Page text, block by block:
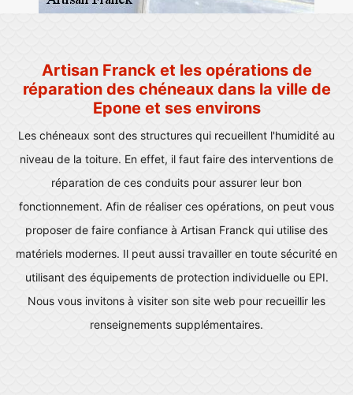
Artisan Franck et les opérations de
réparation des chéneaux dans la ville de
Epone et ses environs
Les chéneaux sont des structures qui recueillent l'humidité au
niveau de la toiture. En effet, il faut faire des interventions de
réparation de ces conduits pour assurer leur bon
fonctionnement. Afin de réaliser ces opérations, on peut vous
proposer de faire confiance à Artisan Franck qui utilise des
matériels modernes. Il peut aussi travailler en toute sécurité en
utilisant des équipements de protection individuelle ou EPI.
Nous vous invitons à visiter son site web pour recueillir les
renseignements supplémentaires.